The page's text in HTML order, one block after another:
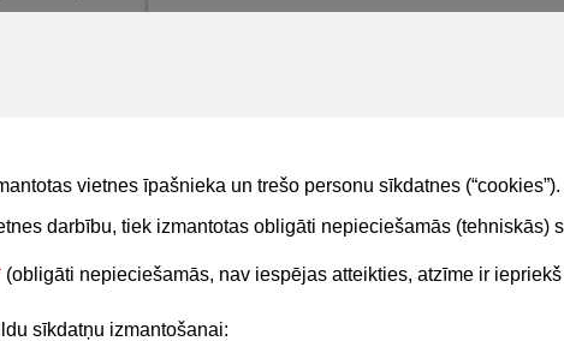
vietnes īpašnieka un trešo personu sīkdatnes (“cookies”).
darbību, tiek izmantotas obligāti nepieciešamās
(obligāti nepieciešamās, nav iespējas atteikties, atzīme ir
sīkdatņu izmantošanai:
Noderīgi